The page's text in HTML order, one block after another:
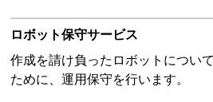
ロボット保守サービス
作成を請け負ったロボットについ
ために、運用保守を行います。